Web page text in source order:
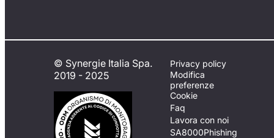
© Synergie Italia Spa.
2019 - 2025
Privacy policy
Modifica
preferenze
Cookie
Faq
Lavora con noi
SA8000Phishing